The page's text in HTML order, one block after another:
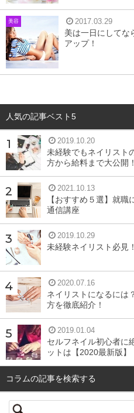
体内の水分不足
乾燥肌のいちばんの原因は、
乾燥は、水分不足がいちば
りと染み込んでいない、化
えられていない、といったこ
でなく、水をあまり飲まな
ます。
化粧水でしっかりと肌へ水
発しないようにフタをして、
することで、体内の水分不足
間違ったスキンケア
間違ったスキンケアも、乾燥
す。特に、朝の洗顔をしない
違いしていることで、乾燥
ます。
朝に洗顔を行うことによっ
美容 2017.03.29
美は一日にしてな
アップ！
人気の記事ベスト5
2019.10.20
未経験でもネイリスト
方から給料まで大公開！
2021.10.13
【おすすめ５選】就
通信講座
2019.10.29
未経験ネイリスト必見
2020.07.16
ネイリストになるには
方を徹底紹介！
2019.01.04
セルフネイル初心者に
ットは【2020最新版】
コラムの記事を検索する